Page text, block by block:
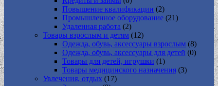
Повышение квалификации (2)
Промышленное оборудование (21)
Удаленная работа (2)
Товары взрослым и детям (12)
Одежда, обувь, аксессуары взрослым (8)
Одежда, обувь, аксессуары для детей (0)
Товары для детей, игрушки (1)
Товары медицинского назначения (3)
Увлечения, отдых (17)